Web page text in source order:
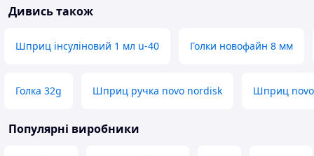
Дивись також
Шприц інсуліновий 1 мл u-40 Голки новофайн 8 мм
Голка 32g Шприц ручка novo nordisk Шприц
Популярні виробники